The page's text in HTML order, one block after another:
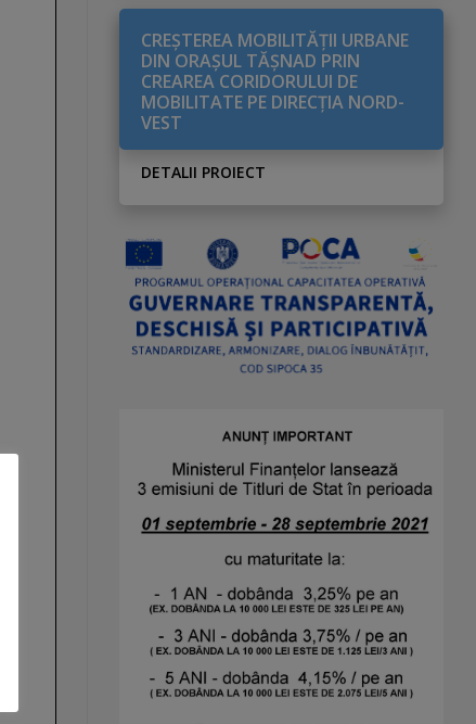
CREŞTEREA MOBILITĂŢII URBANE
DIN ORAŞUL TĂŞNAD PRIN
CREAREA CORIDORULUI DE
MOBILITATE PE DIRECŢIA NORD-
VEST
DETALII PROIECT